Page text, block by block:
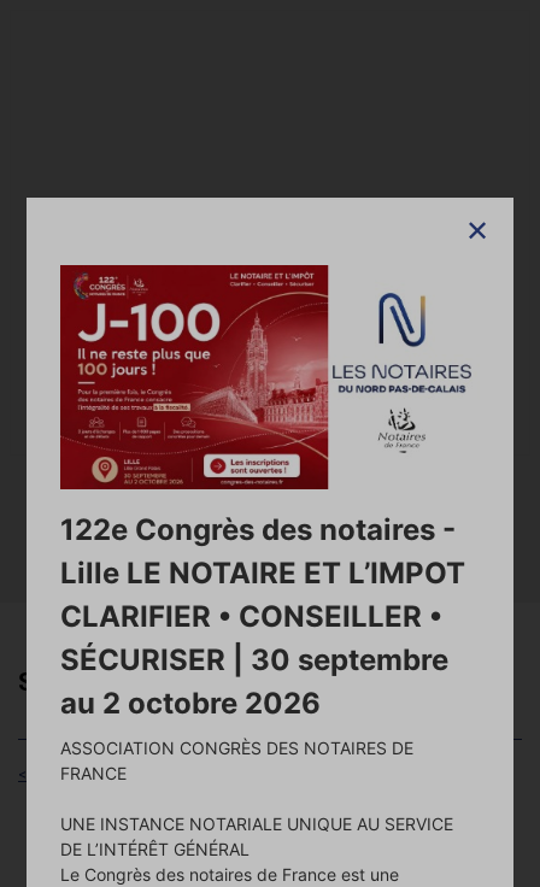
Annuaire des notaires SELARL DIDACTIS NOTAIRES
Annuaire
RECHERCHER
SELARL DIDACTIS NOTAIRES
< Retour aux résultats
Adresse :
31 RUE PAUL DOUMER
Google Maps is disabled.
Allow
122e Congrès des notaires -
Lille LE NOTAIRE ET L’IMPOT
CLARIFIER • CONSEILLER •
SÉCURISER | 30 septembre
au 2 octobre 2026
ASSOCIATION CONGRÈS DES NOTAIRES DE
FRANCE
UNE INSTANCE NOTARIALE UNIQUE AU SERVICE
DE L’INTÉRÊT GÉNÉRAL
Le Congrès des notaires de France est une